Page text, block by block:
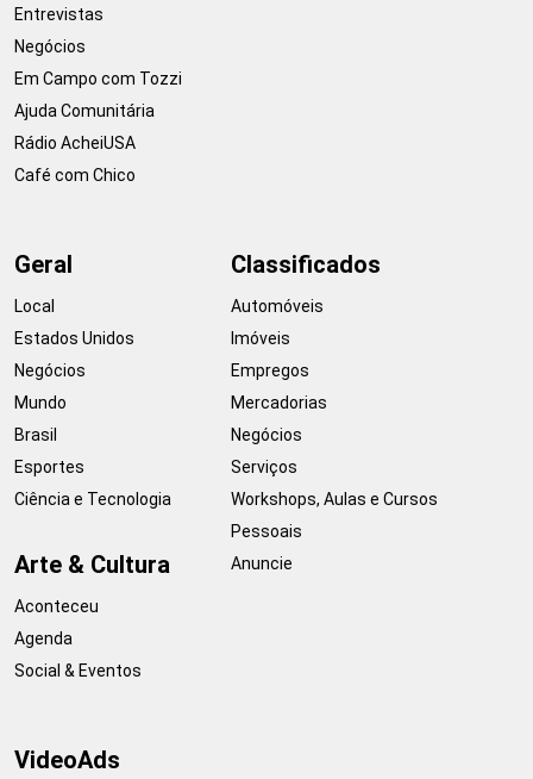
Entrevistas
Negócios
Em Campo com Tozzi
Ajuda Comunitária
Rádio AcheiUSA
Café com Chico
Geral
Local
Estados Unidos
Negócios
Mundo
Brasil
Esportes
Ciência e Tecnologia
Arte & Cultura
Aconteceu
Agenda
Social & Eventos
Classificados
Automóveis
Imóveis
Empregos
Mercadorias
Negócios
Serviços
Workshops, Aulas e Cursos
Pessoais
Anuncie
VideoAds